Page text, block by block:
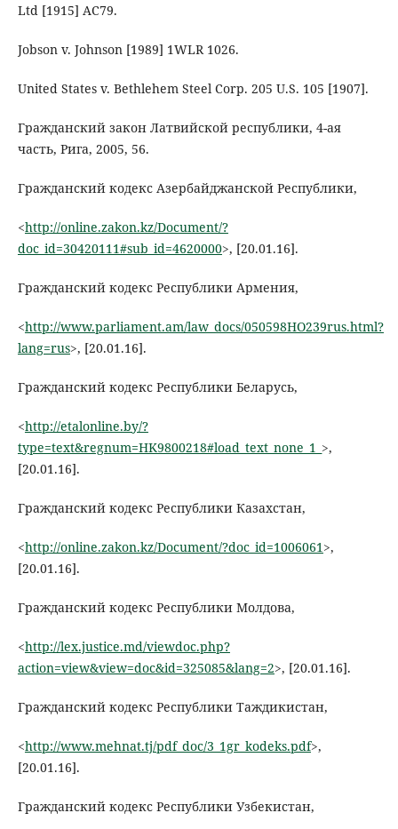
Ltd [1915] AC79.
Jobson v. Johnson [1989] 1WLR 1026.
United States v. Bethlehem Steel Corp. 205 U.S. 105 [1907].
Гражданский закон Латвийской республики, 4-ая
часть, Рига, 2005, 56.
Гражданский кодекс Азербайджанской Республики,
<http://online.zakon.kz/Document/?
doc_id=30420111#sub_id=4620000>, [20.01.16].
Гражданский кодекс Республики Армения,
<http://www.parliament.am/law_docs/050598HO239rus.html?
lang=rus>, [20.01.16].
Гражданский кодекс Республики Беларусь,
<http://etalonline.by/?
type=text&regnum=HK9800218#load_text_none_1_ >,
[20.01.16].
Гражданский кодекс Республики Казахстан,
<http://online.zakon.kz/Document/?doc_id=1006061>,
[20.01.16].
Гражданский кодекс Республики Молдова,
<http://lex.justice.md/viewdoc.php?
action=view&view=doc&id=325085&lang=2>, [20.01.16].
Гражданский кодекс Республики Таждикистан,
<http://www.mehnat.tj/pdf_doc/3_1gr_kodeks.pdf>,
[20.01.16].
Гражданский кодекс Республики Узбекистан,